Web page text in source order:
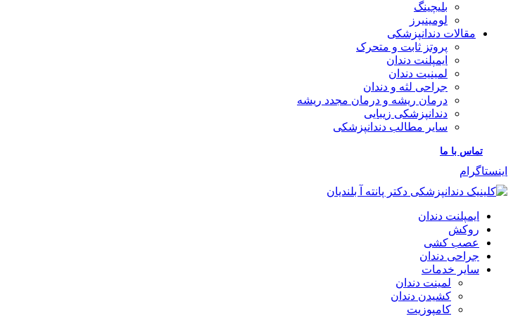
بلیچینگ
لومینیرز
مقالات دندانپزشکی
پروتز ثابت و متحرک
ايمپلنت دندان
لمينيت دندان
جراحی لثه و دندان
درمان ريشه و درمان مجدد ريشه
دندانپزشكی زيبايی
سایر مطالب دندانپزشکی
تماس با ما
اینستاگرام
ایمپلنت دندان
روکش
عصب کشی
جراحی دندان
سایر خدمات
لمینت دندان
کشیدن دندان
کامپوزیت